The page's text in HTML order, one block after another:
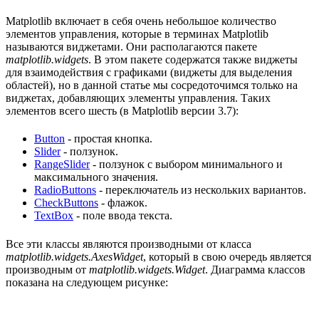
Matplotlib включает в себя очень небольшое количество
элементов управления, которые в терминах Matplotlib
называются виджетами. Они располагаются пакете
matplotlib.widgets. В этом пакете содержатся также виджеты
для взаимодействия с графиками (виджеты для выделения
областей), но в данной статье мы сосредоточимся только на
виджетах, добавляющих элементы управления. Таких
элементов всего шесть (в Matplotlib версии 3.7):
Button - простая кнопка.
Slider- ползунок.
RangeSlider- ползунок с выбором минимального и
максимального значения.
RadioButtons - переключатель из нескольких вариантов.
CheckButtons - флажок.
TextBox - поле ввода текста.
Все эти классы являются производными от класса
matplotlib.widgets.AxesWidget, который в свою очередь является
производным от matplotlib.widgets.Widget. Диаграмма классов
показана на следующем рисунке: